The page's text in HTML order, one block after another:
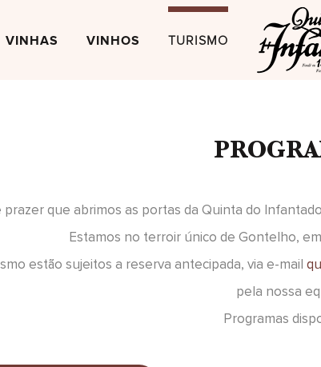
VINHAS VINHOS TURISMO
prazer que abrimos as portas da Quinta do
Estamos no terroir único de Gontelho,
estão sujeitos a reserva antecipada, via e-mail
pela nossa
Programas